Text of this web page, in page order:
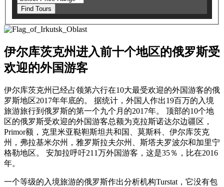
Find Tours
伊尔库茨克州进入前十个地区的俄罗斯受
欢迎的外国游客
伊尔库茨克州已经占领第六行在10大最受欢迎的外国游客的俄
罗斯地区2017年年底的。 据统计，外国人作出19百万的入境
旅游旅行到俄罗斯的第一个九个月的2017年。 顶部的10个地
区的俄罗斯受欢迎的外国游客总额为克拉斯诺达尔边疆区，
Primor额，克里米亚鞑靼斯坦共和国、莫斯科、伊尔库茨克
州，弗拉基米尔州，雅罗斯拉夫尔州、斯塔夫罗波尔和加里宁
格勒地区。 安加拉呼吁211万外国游客，这是35％，比在2016
年。
一个等级的入境旅游的俄罗斯作出分析机构Turstat，它没有包